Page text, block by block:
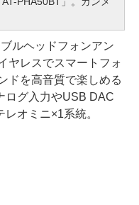
ルヘッドフォンアン
ヤレスでスマートフォ
ドを高音質で楽しめる
ログ入力やUSB DAC
オミニ×1系統。